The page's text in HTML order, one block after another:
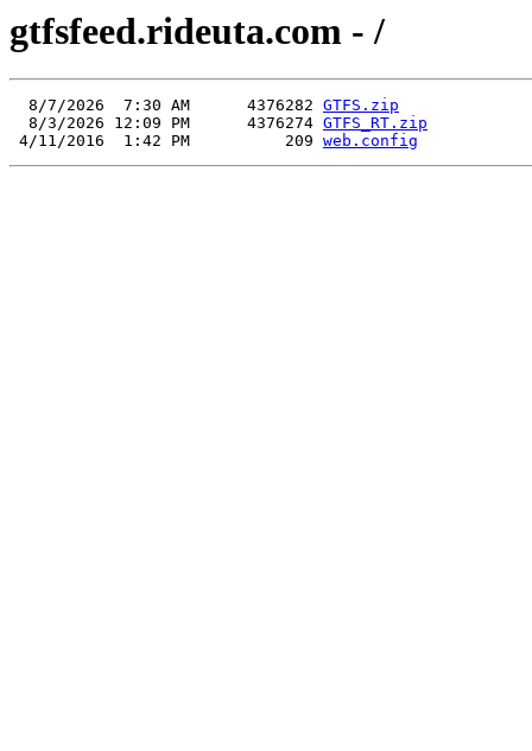
gtfsfeed.rideuta.com - /
  8/7/2026  7:30 AM      4376282
GTFS.zip
  8/3/2026 12:09 PM      4376274
GTFS_RT.zip
4/11/2016  1:42 PM          209 web.config